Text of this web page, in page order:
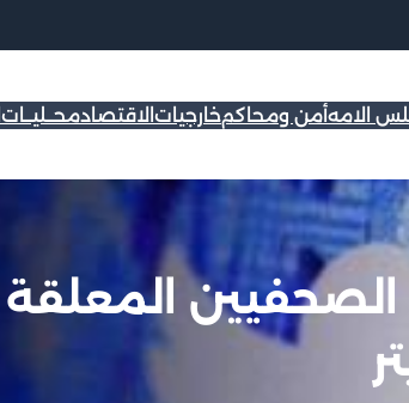
الامهأمن ومحاكمخارجيات الاقتصادمحــليــات
المعلقة